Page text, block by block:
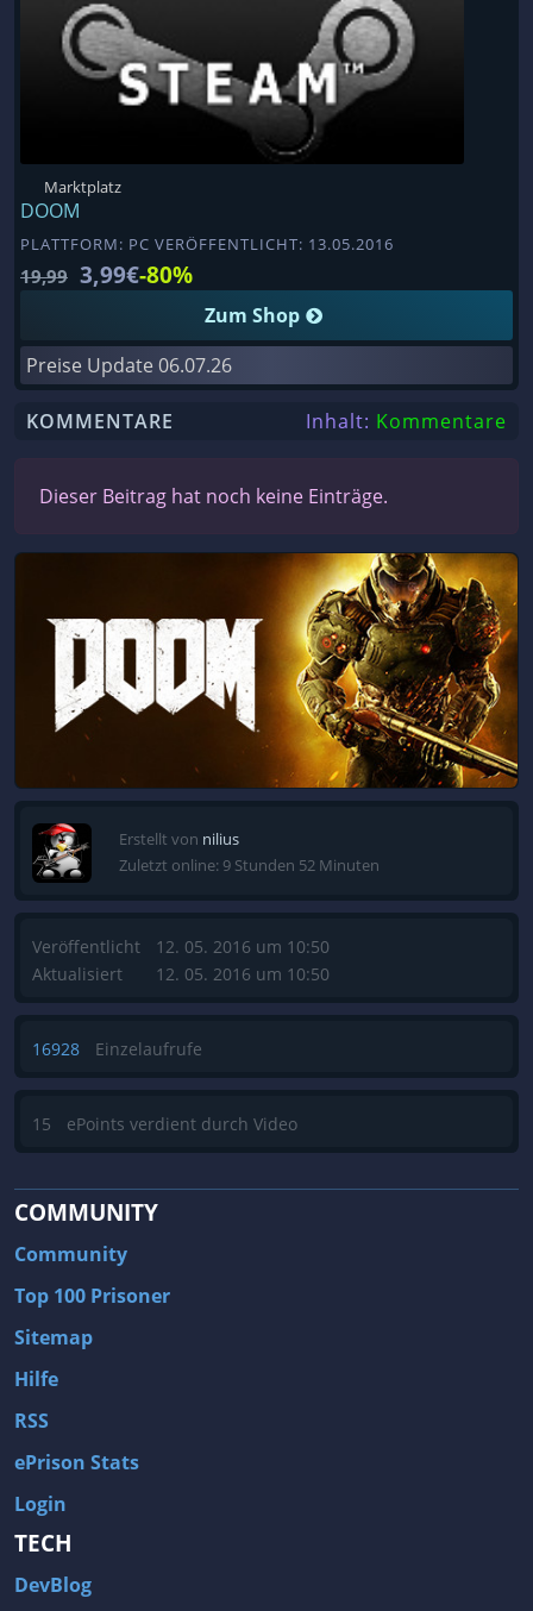
Marktplatz
DOOM
PLATTFORM: PC VERÖFFENTLICHT: 13.05.2016
19,99 3,99€-80%
Zum Shop
Preise Update 06.07.26
KOMMENTARE Inhalt: Kommentare
Dieser Beitrag hat noch keine Einträge.
Erstellt von nilius
Zuletzt online: 9 Stunden 52 Minuten
Veröffentlicht
Aktualisiert
12. 05. 2016 um 10:50
12. 05. 2016 um 10:50
16928 Einzelaufrufe
15 ePoints verdient durch Video
COMMUNITY
Community
Top 100 Prisoner
Sitemap
Hilfe
RSS
ePrison Stats
Login
TECH
DevBlog